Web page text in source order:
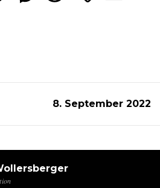
8. September 2022